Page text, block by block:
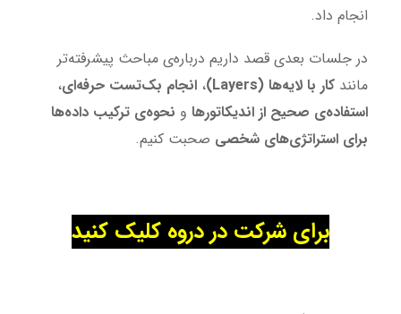
انجام داد.
در جلسات بعدی قصد داریم درباره‌ی مباحث پیشرفته‌تر
مانندکار با لایه‌ها (Layers) ،انجام بک‌تست حرفه‌ای،
استفاده‌ی صحیح از اندیکاتورها و نحوه‌ی ترکیب داده‌ها
برای استراتژی‌های شخصی صحبت کنیم.
برای شرکت در دروه کلیک کنید